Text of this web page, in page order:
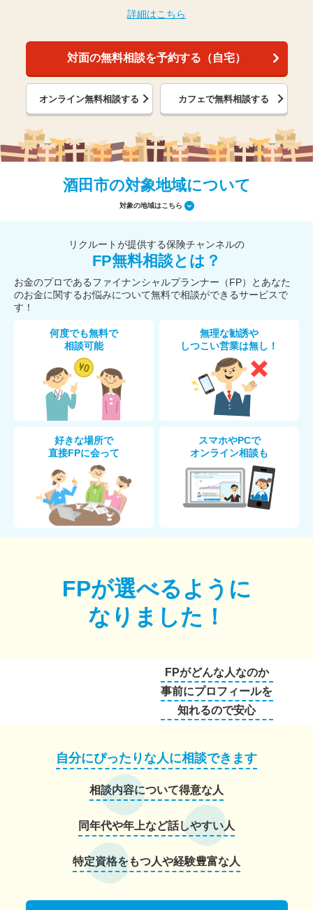
詳細はこちら
対面の無料相談を予約する（自宅）
オンライン無料相談する カフェで無料相談する
酒田市の対象地域について
対象の地域はこちら
リクルートが提供する保険チャンネルの
FP無料相談とは？
お金のプロであるファイナンシャルプランナー（FP）とあなた
のお金に関するお悩みについて無料で相談ができるサービスで
す！
何度でも無料で
相談可能
無理な勧誘や
しつこい営業は無し！
好きな場所で
直接FPに会って
スマホやPCで
オンライン相談も
FPが選べるように
なりました！
FPがどんな人なのか
事前にプロフィールを
知れるので安心
自分にぴったりな人に相談できます
相談内容について得意な人
同年代や年上など話しやすい人
特定資格をもつ人や経験豊富な人